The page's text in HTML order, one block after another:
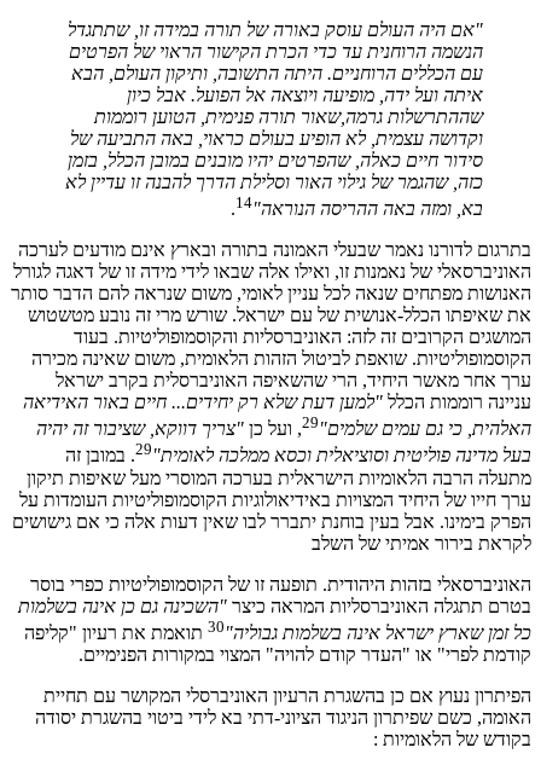
"אם היה העולם עוסק באורה של תורה במידה זו, שתתגדל
הנשמה הרוחנית עד כדי הכרת הקישור הראוי של הפרטים
עם הכללים הרוחניים. היתה התשובה, ותיקון העולם, הבא
איתה ועל ידה, מופיעה ויוצאה אל הפועל. אבל כיון
שההתרשלות גרמה,שאור תורה פנימית, הטוען רוממות
וקדושה עצמית, לא הופיע בעולם כראוי, באה התביעה של
סידור חיים כאלה, שהפרטים יהיו מובנים במובן הכלל, בזמן
כזה, שהגמר של גילוי האור וסלילת הדרך להבנה זו עדיין לא
בא, ומזה באה ההריסה הנוראה"14
.
בתרגום לדורנו נאמר שבעלי האמונה בתורה ובארץ אינם מודעים לערכה
האוניברסאלי של נאמנות זו, ואילו אלה שבאו לידי מידה זו של דאגה לגורל
האנושות מפתחים שנאה לכל עניין לאומי, משום שנראה להם הדבר סותר
את שאיפתו הכלל-אנושית של עם ישראל. שורש מרי זה נובע מטשטוש
המושגים הקרובים זה לזה: האוניברסליות והקוסמופוליטיות. בעוד
הקוסמופוליטיות. שואפת לביטול הזהות הלאומית, משום שאינה מכירה
ערך אחר מאשר היחיד, הרי שהשאיפה האוניברסלית בקרב ישראל
עניינה רוממות הכלל "למען דעת שלא רק יחידים... חיים באור האידיאה
האלהית, כי גם עמים שלמים" 29, ועל כן "צריך דווקא, שציבור זה יהיה
בעל מדינה פוליטית וסוציאלית וכסא ממלכה לאומית" 29. במובן זה
מתעלה הרבה הלאומיות הישראלית בערכה המוסרי מעל שאיפות תיקון
ערך חייו של היחיד המצויות באידיאולוגיות הקוסמופוליטיות העומדות על
הפרק בימינו. אבל בעין בוחנת יתברר לבו שאין דעות אלה כי אם גישושים
לקראת בירור אמיתי של השלב
האוניברסאלי בזהות היהודית. תופעה זו של הקוסמופוליטיות כפרי בוסר
בטרם תתגלה האוניברסליות המראה כיצר "השכינה גם כן אינה בשלמות
כל זמן שארץ ישראל אינה בשלמות גבוליה" 30 תואמת את רעיון "קליפה
קודמת לפרי" או "העדר קודם להויה" המצוי במקורות הפנימיים.
הפיתרון נעוץ אם כן בהשגרת הרעיון האוניברסלי המקושר עם תחיית
האומה, כשם שפיתרון הניגוד הציוני-דתי בא לידי ביטוי בהשגרת יסודה
בקודש של הלאומיות :